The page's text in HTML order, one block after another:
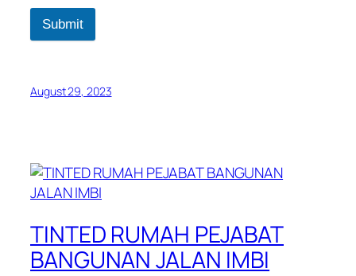
Submit
August 29, 2023
TINTED RUMAH PEJABAT
BANGUNAN JALAN IMBI